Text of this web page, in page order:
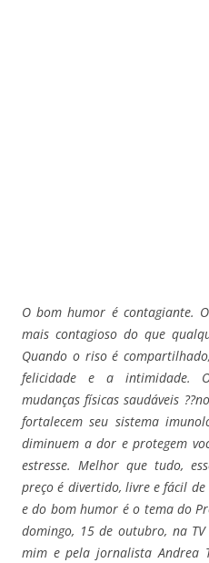
O bom humor é contagiante.
mais contagioso do que
Quando o riso é
felicidade e a intimidade.
mudanças físicas saudáveis
fortalecem seu sistema
diminuem a dor e protegem
estresse. Melhor que tudo,
preço é divertido, livre e fácil de
e do bom humor é o tema do
domingo, 15 de outubro, na
mim e pela jornalista Andrea